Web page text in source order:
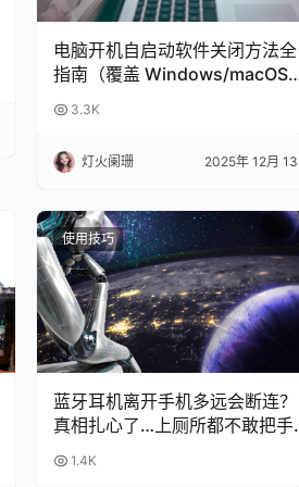
电脑开机自启动软件关闭方法全
指南（覆盖 Windows/macOS
3.3K
灯火阑珊 2025年 12月
使用技巧
蓝牙耳机离开手机多远会断连？
真相扎心了…上厕所都不敢把手
1.4K